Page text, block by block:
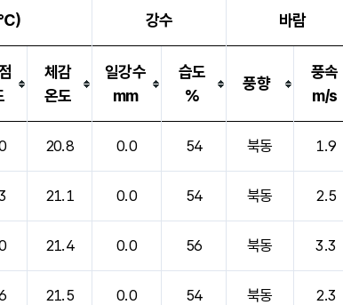
강수 바람
체감
온도
일강수
mm
습도
%
풍향
풍속
m/s
20.8 0.0 54 북동 1.9
21.1 0.0 54 북동 2.5
21.4 0.0 56 북동 3.3
21.5 0.0 54 북동 2.3